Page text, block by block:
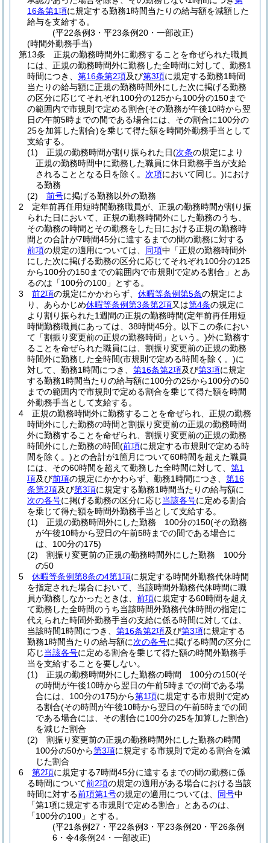
16条第1項に規定する勤務1時間当たりの給与額を減額した
給与を支給する。
(平22条例3・平23条例20・一部改正)
(時間外勤務手当)
第13条
正規の勤務時間外に勤務することを命ぜられた職員
には、正規の勤務時間外に勤務した全時間に対して、勤務1
時間につき、 第16条第2項及び第3項に規定する勤務1時間
当たりの給与額に正規の勤務時間外にした次に掲げる勤務
の区分に応じてそれぞれ100分の125から100分の150まで
の範囲内で市規則で定める割合(その勤務が午後10時から翌
日の午前5時までの間である場合には、その割合に100分の
25を加算した割合)を乗じて得た額を時間外勤務手当として
支給する。
(1)
正規の勤務時間が割り振られた日(次条の規定により
正規の勤務時間中に勤務した職員に休日勤務手当が支給
されることとなる日を除く。 次項において同じ。)におけ
る勤務
(2)
前号に掲げる勤務以外の勤務
2
定年前再任用短時間勤務職員が、正規の勤務時間が割り振
られた日において、正規の勤務時間外にした勤務のうち、
その勤務の時間とその勤務をした日における正規の勤務時
間との合計が7時間45分に達するまでの間の勤務に対する
前項の規定の適用については、 同項中「正規の勤務時間外
にした次に掲げる勤務の区分に応じてそれぞれ100分の125
から100分の150までの範囲内で市規則で定める割合」とあ
るのは「100分の100」とする。
3
前2項の規定にかかわらず、 休暇等条例第5条の規定によ
り、あらかじめ休暇等条例第3条第2項又は第4条の規定に
より割り振られた1週間の正規の勤務時間(定年前再任用短
時間勤務職員にあっては、38時間45分。以下この条におい
て「割振り変更前の正規の勤務時間」という。)外に勤務す
ることを命ぜられた職員には、割振り変更前の正規の勤務
時間外に勤務した全時間(市規則で定める時間を除く。)に
対して、勤務1時間につき、 第16条第2項及び第3項に規定
する勤務1時間当たりの給与額に100分の25から100分の50
までの範囲内で市規則で定める割合を乗じて得た額を時間
外勤務手当として支給する。
4
正規の勤務時間外に勤務することを命ぜられ、正規の勤務
時間外にした勤務の時間と割振り変更前の正規の勤務時間
外に勤務することを命ぜられ、割振り変更前の正規の勤務
時間外にした勤務の時間(前項に規定する市規則で定める時
間を除く。)との合計が1箇月について60時間を超えた職員
には、その60時間を超えて勤務した全時間に対して、 第1
項及び前項の規定にかかわらず、勤務1時間につき、 第16
条第2項及び第3項に規定する勤務1時間当たりの給与額に
次の各号に掲げる勤務の区分に応じ当該各号に定める割合
を乗じて得た額を時間外勤務手当として支給する。
(1)
正規の勤務時間外にした勤務 100分の150(その勤務
が午後10時から翌日の午前5時までの間である場合に
は、100分の175)
(2)
割振り変更前の正規の勤務時間外にした勤務 100分
の50
5
休暇等条例第8条の4第1項に規定する時間外勤務代休時間
を指定された場合において、当該時間外勤務代休時間に職
員が勤務しなかったときは、 前項に規定する60時間を超え
て勤務した全時間のうち当該時間外勤務代休時間の指定に
代えられた時間外勤務手当の支給に係る時間に対しては、
当該時間1時間につき、 第16条第2項及び第3項に規定する
勤務1時間当たりの給与額に次の各号に掲げる時間の区分に
応じ当該各号に定める割合を乗じて得た額の時間外勤務手
当を支給することを要しない。
(1)
正規の勤務時間外にした勤務の時間 100分の150(そ
の時間が午後10時から翌日の午前5時までの間である場
合には、100分の175)から第1項に規定する市規則で定め
る割合(その時間が午後10時から翌日の午前5時までの間
である場合には、その割合に100分の25を加算した割合)
を減じた割合
(2)
割振り変更前の正規の勤務時間外にした勤務の時間
100分の50から第3項に規定する市規則で定める割合を減
じた割合
6
第2項に規定する7時間45分に達するまでの間の勤務に係
る時間について前2項の規定の適用がある場合における当該
時間に対する前項第1号の規定の適用については、 同号中
「第1項に規定する市規則で定める割合」とあるのは、
「100分の100」とする。
(平21条例27・平22条例3・平23条例20・平26条例
6・令4条例24・一部改正)